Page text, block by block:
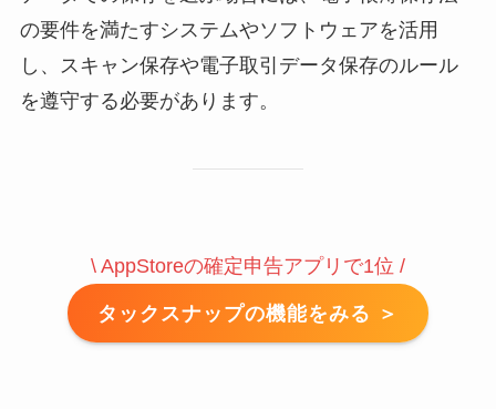
の要件を満たすシステムやソフトウェアを活用
し、スキャン保存や電子取引データ保存のルール
を遵守する必要があります。
\ AppStoreの確定申告アプリで1位 /
タックスナップの機能をみる ＞